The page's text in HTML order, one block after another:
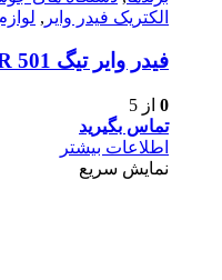
الکتریک فیدر وایر ,
فیدر وایر تیگ TIG FEEDER 501
0 از 5
تماس بگیرید
اطلاعات بیشتر
نمایش سریع